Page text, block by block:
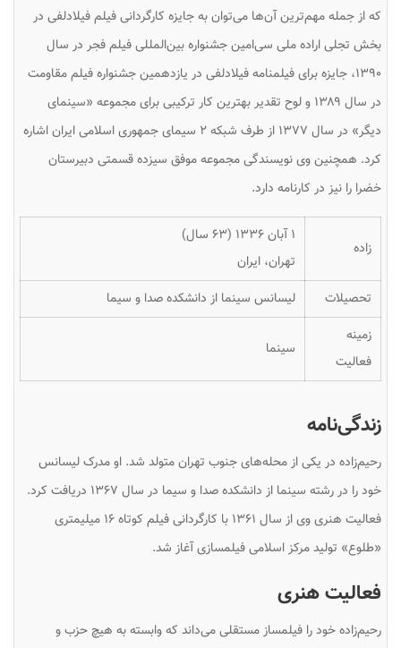
که از جمله مهم‌ترین آن‌ها می‌توان به جایزه کارگردانی فیلم فیلادلفی در
بخش تجلی اراده ملی سی‌امین جشنواره بین‌المللی فیلم فجر در سال
۱۳۹۰، جایزه برای فیلمنامه فیلادلفی در یازدهمین جشنواره فیلم مقاومت
در سال ۱۳۸۹ و لوح تقدیر بهترین کار ترکیبی برای مجموعه «سینمای
دیگر» در سال ۱۳۷۷ از طرف شبکه ۲ سیمای جمهوری اسلامی ایران اشاره
کرد. همچنین وی نویسندگی مجموعه موفق سیزده قسمتی دبیرستان
خضرا را نیز در کارنامه دارد.
زاده
۱ آبان ۱۳۳۶ ‏(۶۳ سال)
تهران، ایران
تحصیلات
لیسانس سینما از دانشکده صدا و سیما
زمینه
فعالیت
سینما
زندگی‌نامه
رحیم‌زاده در یکی از محله‌های جنوب تهران متولد شد. او مدرک لیسانس
خود را در رشته سینما از دانشکده صدا و سیما در سال ۱۳۶۷ دریافت کرد.
فعالیت هنری وی از سال ۱۳۶۱ با کارگردانی فیلم کوتاه ۱۶ میلیمتری
«طلوع» تولید مرکز اسلامی فیلمسازی آغاز شد.
فعالیت هنری
رحیم‌زاده خود را فیلمساز مستقلی می‌داند که وابسته به هیچ حزب و